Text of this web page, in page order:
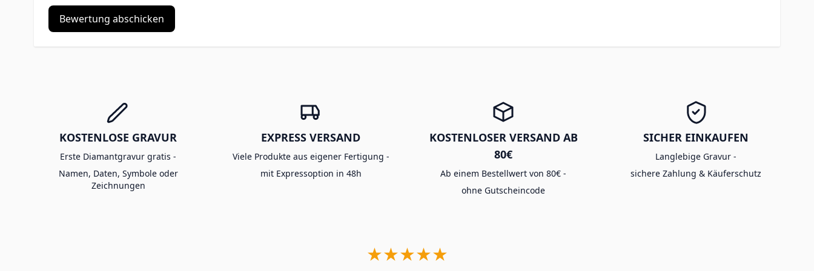
Bewertung abschicken
KOSTENLOSE GRAVUR
Erste Diamantgravur gratis -
Namen, Daten, Symbole oder
Zeichnungen
EXPRESS VERSAND
Viele Produkte aus eigener Fertigung -
mit Expressoption in 48h
KOSTENLOSER VERSAND AB
80€
Ab einem Bestellwert von 80€ -
ohne Gutscheincode
SICHER EINKAUFEN
Langlebige Gravur -
sichere Zahlung & Käuferschutz
★★★★★